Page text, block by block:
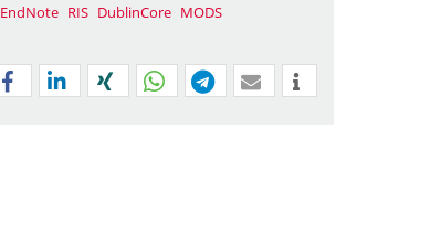
EndNote RIS DublinCore MODS